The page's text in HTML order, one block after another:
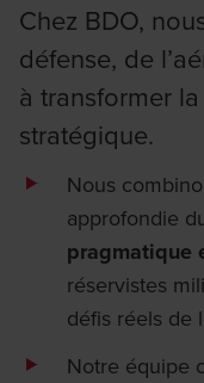
Chez BDO,
défense, de
à transformer
stratégique.
Nous
approfondie
pragmatique
réservistes
défis réels de
Notre équipe